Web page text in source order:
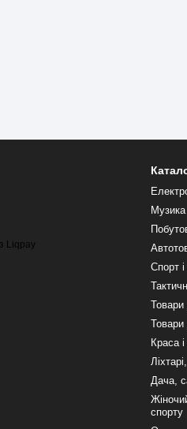
Спорт
Товари
Товари
Краса
Дача,
спорту